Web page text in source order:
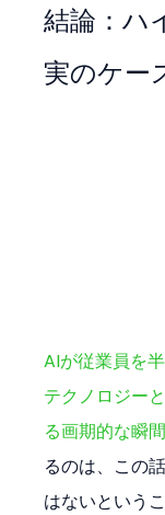
結論：ハ
実のケー
AIが従業員を
テクノロジー
る画期的な瞬
るのは、この
はないという